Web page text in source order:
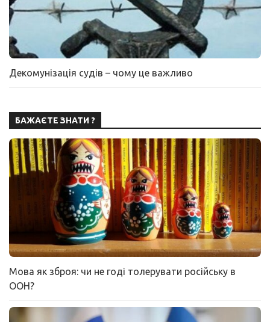
Декомунізація судів – чому це важливо
БАЖАЄТЕ ЗНАТИ ?
Мова як зброя: чи не годі толерувати російську в
ООН?